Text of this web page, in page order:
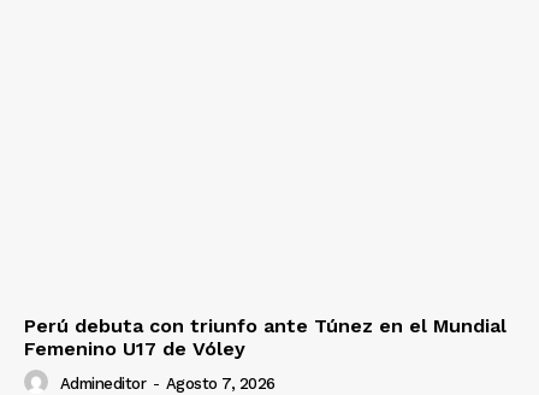
Perú debuta con triunfo ante Túnez en el Mundial
Femenino U17 de Vóley
Admineditor - Agosto 7, 2026